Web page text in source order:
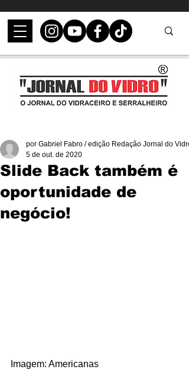
Slide Back também é
oportunidade de
negócio!
por Gabriel Fabro / edição Redação Jornal do Vidro
5 de out. de 2020
Imagem: Americanas